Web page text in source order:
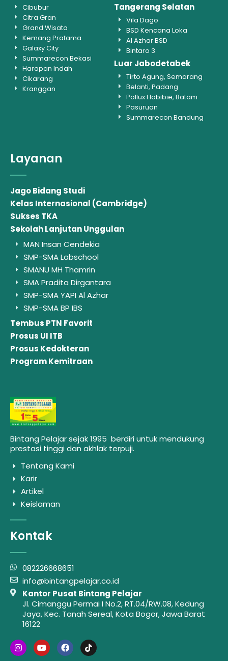
Bintang Pelajar sejak 1995 berdiri untuk mendukung
prestasi tinggi dan akhlak terpuji.
Tentang Kami
Karir
Artikel
Keislaman
Kontak
082226668651
info@bintangpelajar.co.id
Kantor Pusat Bintang Pelajar
Jl. Cimanggu Permai I No.2, RT.04/RW.08, Kedung
Jaya, Kec. Tanah Sereal, Kota Bogor, Jawa Barat
16122
Layanan
Jago Bidang Studi
Kelas Internasional (Cambridge)
Sukses TKA
Sekolah Lanjutan Unggulan
MAN Insan Cendekia
SMP-SMA Labschool
SMANU MH Thamrin
SMA Pradita Dirgantara
SMP-SMA YAPI Al Azhar
SMP-SMA BP IBS
Tembus PTN Favorit
Prosus UI ITB
Prosus Kedokteran
Program Kemitraan
Cibubur
Citra Gran
Grand Wisata
Kemang Pratama
Galaxy City
Summarecon Bekasi
Harapan Indah
Cikarang
Kranggan
Tangerang Selatan
Vila Dago
BSD Kencana Loka
Al Azhar BSD
Bintaro 3
Luar Jabodetabek
Tirto Agung, Semarang
Belanti, Padang
Pollux Habibie, Batam
Pasuruan
Summarecon Bandung